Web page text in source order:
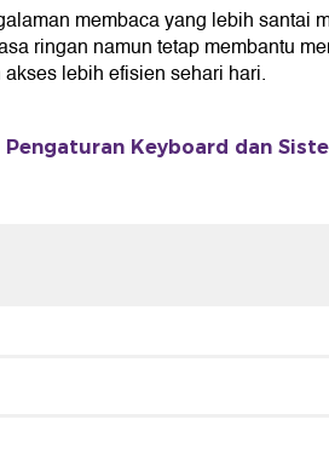
membaca yang lebih
ringan namun tetap membantu
lebih efisien sehari hari.
Pengaturan Keyboard dan